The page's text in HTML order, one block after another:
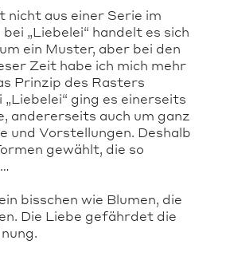
nicht aus einer Serie im
„Liebelei“ handelt es sich
ein Muster, aber bei den
Zeit habe ich mich mehr
Prinzip des Rasters
ging es einerseits
andererseits auch um ganz
und Vorstellungen. Deshalb
gewählt, die so
bisschen wie Blumen, die
Die Liebe gefährdet die